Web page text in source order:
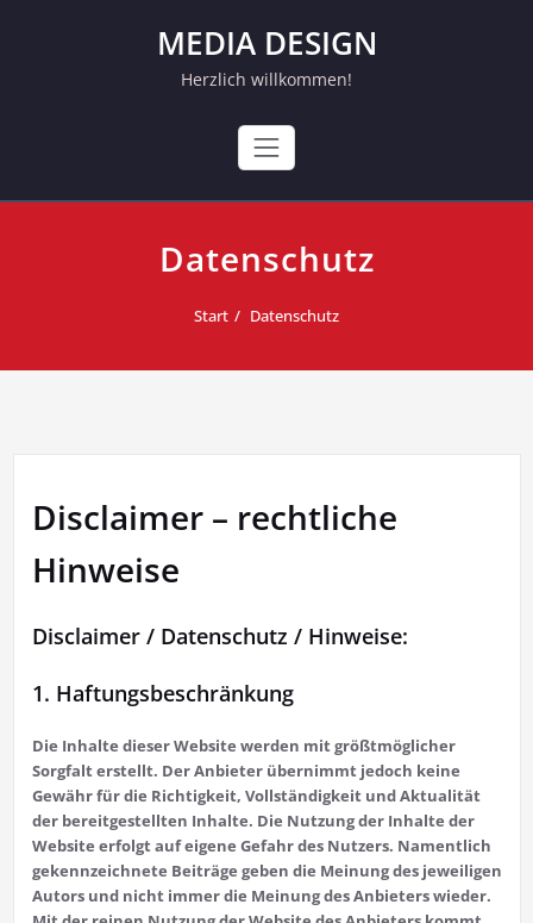
MEDIA DESIGN
Herzlich willkommen!
Datenschutz
Start Datenschutz
Disclaimer – rechtliche
Hinweise
Disclaimer / Datenschutz / Hinweise:
1. Haftungsbeschränkung
Die Inhalte dieser Website werden mit größtmöglicher
Sorgfalt erstellt. Der Anbieter übernimmt jedoch keine
Gewähr für die Richtigkeit, Vollständigkeit und Aktualität
der bereitgestellten Inhalte. Die Nutzung der Inhalte der
Website erfolgt auf eigene Gefahr des Nutzers. Namentlich
gekennzeichnete Beiträge geben die Meinung des jeweiligen
Autors und nicht immer die Meinung des Anbieters wieder.